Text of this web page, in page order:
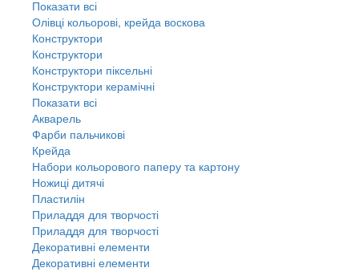
Показати всі
Олівці кольорові, крейда воскова
Конструктори
Конструктори
Конструктори піксельні
Конструктори керамічні
Показати всі
Акварель
Фарби пальчикові
Крейда
Набори кольорового паперу та картону
Ножиці дитячі
Пластилін
Приладдя для творчості
Приладдя для творчості
Декоративні елементи
Декоративні елементи